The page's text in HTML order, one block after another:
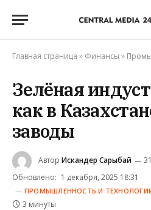
Главная страница » Финансы »
Зелёная
как в
заводы
Автор Искандер Сарыбай
Обновлено: 1 декабря, 2025 18:31
ПРОМЫШЛЕННОСТЬ И
3 минуты